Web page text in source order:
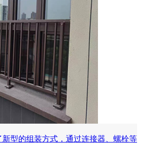
型的组装方式，通过连接器、螺栓等